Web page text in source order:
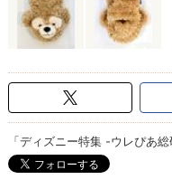
「ディズニー特集 -ウレぴあ